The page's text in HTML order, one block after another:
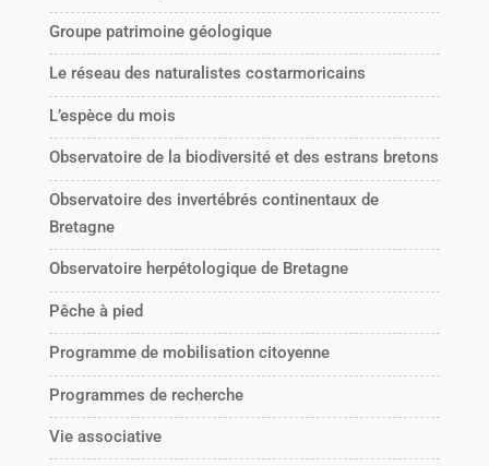
Groupe patrimoine géologique
Le réseau des naturalistes costarmoricains
L’espèce du mois
Observatoire de la biodiversité et des estrans bretons
Observatoire des invertébrés continentaux de
Bretagne
Observatoire herpétologique de Bretagne
Pêche à pied
Programme de mobilisation citoyenne
Programmes de recherche
Vie associative